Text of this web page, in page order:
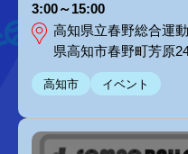
3:00～15:00
高知県立春野総合運
県高知市春野町芳原
高知市 イベント